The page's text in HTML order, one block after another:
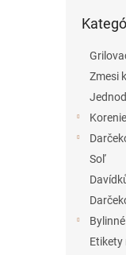
kategórie
Zmesi
Soľ
Etikety